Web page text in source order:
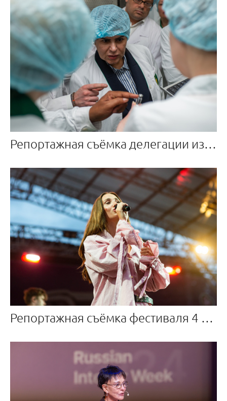
Репортажная съёмка делегации из Катара на производстве Эндофарм
Репортажная съёмка фестиваля 4 лапы